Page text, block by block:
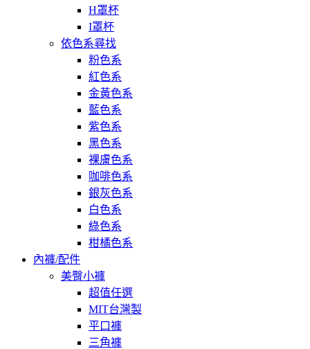
H罩杯
I罩杯
依色系尋找
粉色系
紅色系
金黃色系
藍色系
紫色系
黑色系
裸膚色系
咖啡色系
銀灰色系
白色系
綠色系
柑橘色系
內褲/配件
美臀小褲
超值任選
MIT台灣製
平口褲
三角褲